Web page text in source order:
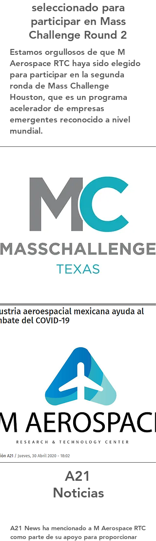
seleccionado para
participar en Mass
Challenge Round 2
Estamos orgullosos de que M
Aerospace RTC haya sido elegido
para participar en la segunda
ronda de Mass Challenge
Houston, que es un programa
acelerador de empresas
emergentes reconocido a nivel
mundial.
A21
Noticias
A21 News ha mencionado a M Aerospace RTC
como parte de su apoyo para proporcionar